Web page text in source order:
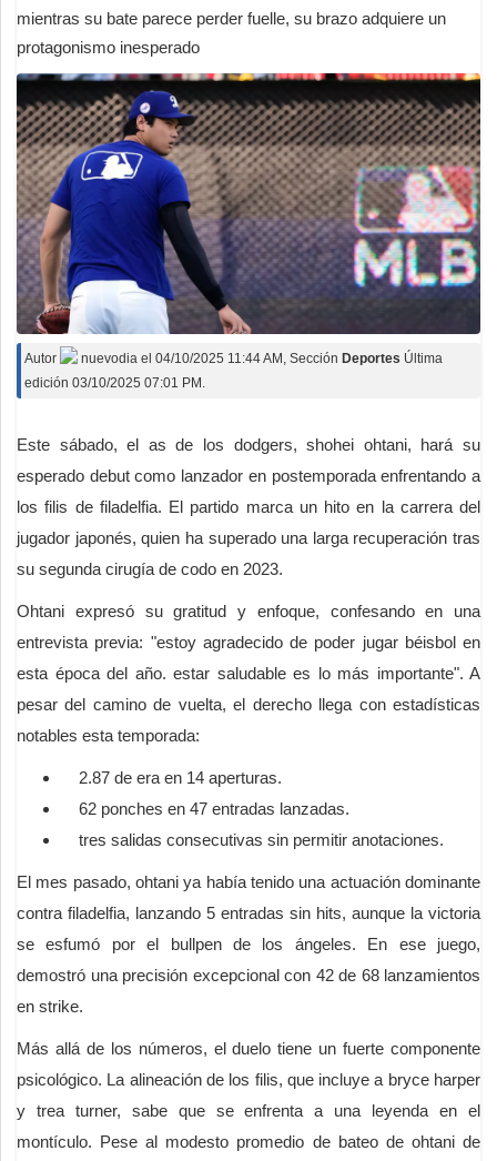
mientras su bate parece perder fuelle, su brazo adquiere un
protagonismo inesperado
Autor nuevodia el 04/10/2025 11:44 AM , Sección Deportes Última
edición 03/10/2025 07:01 PM.
Este sábado, el as de los dodgers, shohei ohtani, hará su
esperado debut como lanzador en postemporada enfrentando a
los filis de filadelfia. El partido marca un hito en la carrera del
jugador japonés, quien ha superado una larga recuperación tras
su segunda cirugía de codo en 2023.
Ohtani expresó su gratitud y enfoque, confesando en una
entrevista previa: "estoy agradecido de poder jugar béisbol en
esta época del año. estar saludable es lo más importante". A
pesar del camino de vuelta, el derecho llega con estadísticas
notables esta temporada:
2.87 de era en 14 aperturas.
62 ponches en 47 entradas lanzadas.
tres salidas consecutivas sin permitir anotaciones.
El mes pasado, ohtani ya había tenido una actuación dominante
contra filadelfia, lanzando 5 entradas sin hits, aunque la victoria
se esfumó por el bullpen de los ángeles. En ese juego,
demostró una precisión excepcional con 42 de 68 lanzamientos
en strike.
Más allá de los números, el duelo tiene un fuerte componente
psicológico. La alineación de los filis, que incluye a bryce harper
y trea turner, sabe que se enfrenta a una leyenda en el
montículo. Pese al modesto promedio de bateo de ohtani de